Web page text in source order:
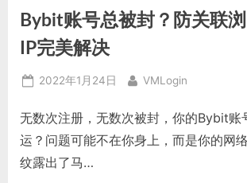
用
于
投
资
理
轻
松
多
投
账
Bybit账号总被封？防关联
IP完美解决
Posted
2022年1月24日 By
VMLogin
无数次注册，无数次被封，你的Bybit账
运？问题可能不在你身上，而是你的网
纹露出了马…